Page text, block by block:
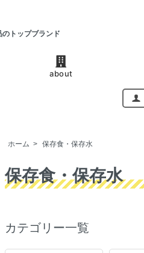
トップブランド
about
ホーム > 保存食・保存水
保存食・保存水
カテゴリー一覧